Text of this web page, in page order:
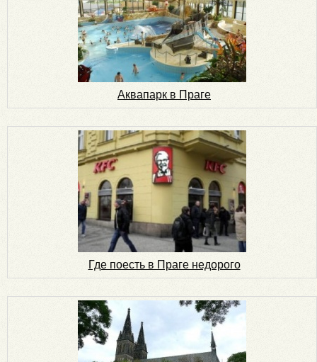
Аквапарк в Праге
Где поесть в Праге недорого